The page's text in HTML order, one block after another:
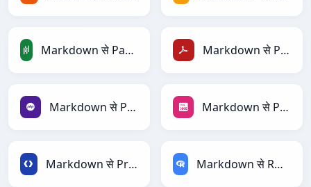
Markdown से PandasDataFrame Markdown से PDF
Markdown से PHP Markdown से PNG
Markdown से Protobuf Markdown से RDataFrame